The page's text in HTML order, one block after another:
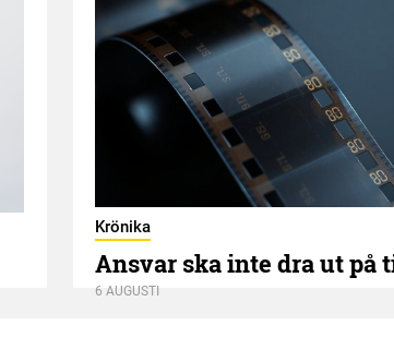
Krönika
Ansvar ska inte dra ut på
6 AUGUSTI